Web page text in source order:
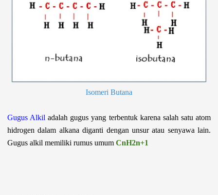
Isomeri Butana
Gugus Alkiladalah gugus yang terbentuk karena salah satu atom
hidrogen dalam alkana diganti dengan unsur atau senyawa lain.
Gugus alkil memiliki rumus umum CnH2n+1